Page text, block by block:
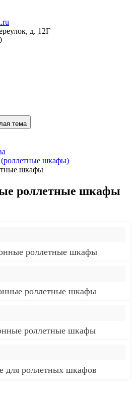
д. 12Г
тема
шкафы)
шкафы
роллетные шкафы
роллетные шкафы
роллетные шкафы
роллетные шкафы
для роллетных шкафов